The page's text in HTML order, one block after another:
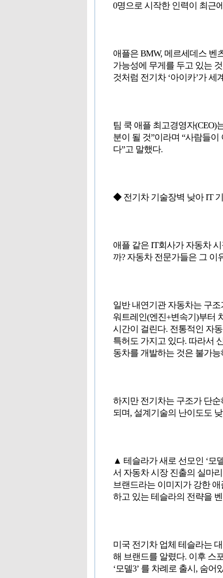
0명으로 시작한 인력이 최근
애플은 BMW, 메르세데스 벤
가능성에 무게를 두고 있는
것처럼 전기차 ‘아이카’가
팀 쿡 애플 최고경영자(CEO)
분이 될 것”이라며 “사람들
다”고 말했다.
◆ 전기차 기술장벽 낮아 IT
애플 같은 IT회사가 자동차
까? 자동차 전문가들은 그 이
일반 내연기관 자동차는 구
워트레인(엔진+변속기)부터
시간이 걸린다. 전통적인 자
특허도 가지고 있다. 따라서
동차를 개발하는 것은 불가능
하지만 전기차는 구조가 단
되며, 설계기술의 난이도도
▲ 테슬라가 새로 선모인 ‘모
서 자동차 시장 진출의 실마
브랜드라는 이미지가 강한
하고 있는 테슬라의 전략을
미국 전기차 업체 테슬라는
해 브랜드를 알렸다. 이후 스
‘모델3’ 를 차례로 출시, 숨